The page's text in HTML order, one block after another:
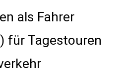
als Fahrer
für Tagestouren